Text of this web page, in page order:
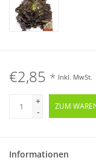
€2,85 * Inkl. MwSt.
+
-
ZUM
Informationen